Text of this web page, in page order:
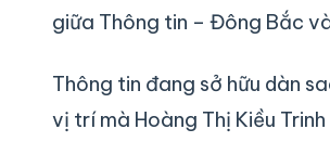
giữa Thông tin – Đông Bắc
Thông tin đang sở hữu dàn
vị trí mà Hoàng Thị Kiều